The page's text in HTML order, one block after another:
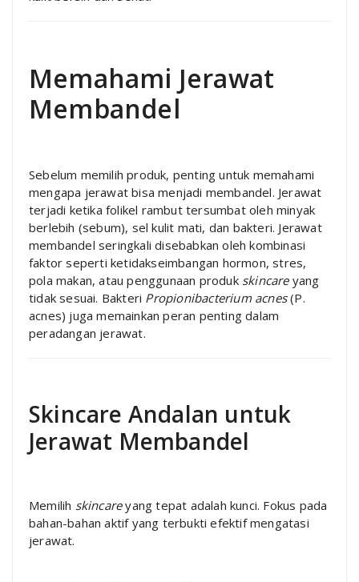
Memahami Jerawat
Membandel
Sebelum memilih produk, penting untuk memahami
mengapa jerawat bisa menjadi membandel. Jerawat
terjadi ketika folikel rambut tersumbat oleh minyak
berlebih (sebum), sel kulit mati, dan bakteri. Jerawat
membandel seringkali disebabkan oleh kombinasi
faktor seperti ketidakseimbangan hormon, stres,
pola makan, atau penggunaan produk skincareyang
tidak sesuai. Bakteri Propionibacterium acnes(P.
acnes) juga memainkan peran penting dalam
peradangan jerawat.
Skincare Andalan untuk
Jerawat Membandel
Memilih skincareyang tepat adalah kunci. Fokus pada
bahan-bahan aktif yang terbukti efektif mengatasi
jerawat.